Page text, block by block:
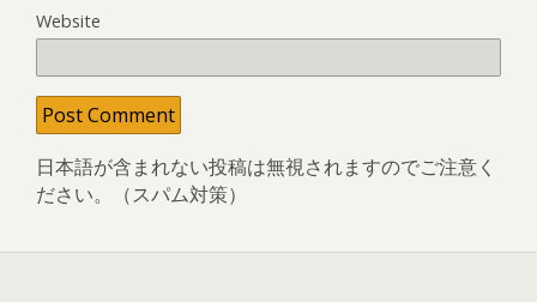
Website
日本語が含まれない投稿は無視されますのでご注意く
ださい。（スパム対策）